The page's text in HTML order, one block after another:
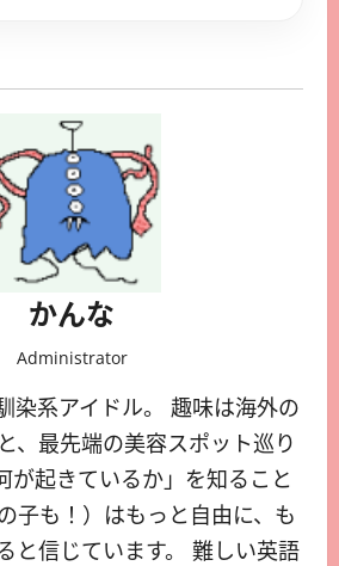
かんな
Administrator
染系アイドル。 趣味は海外の
、最先端の美容スポット巡り
が起きているか」を知ること
子も！）はもっと自由に、も
と信じています。 難しい英語